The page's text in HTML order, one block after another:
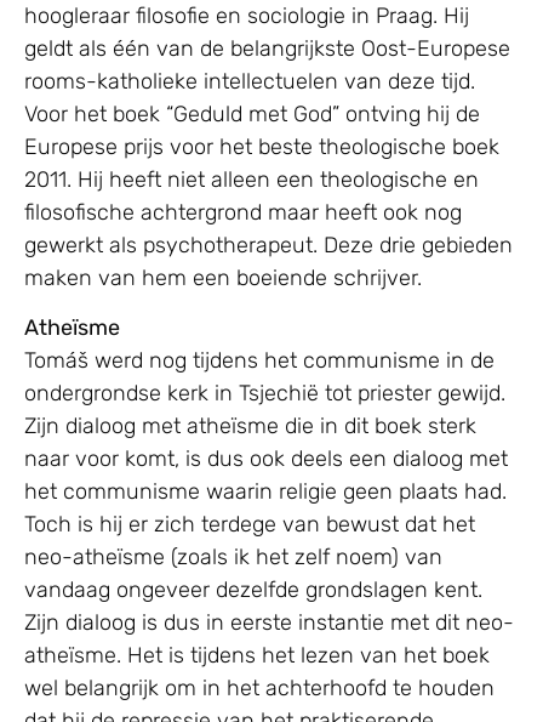
hoogleraar filosofie en sociologie in Praag. Hij
geldt als één van de belangrijkste Oost-Europese
rooms-katholieke intellectuelen van deze tijd.
Voor het boek “Geduld met God” ontving hij de
Europese prijs voor het beste theologische boek
2011. Hij heeft niet alleen een theologische en
filosofische achtergrond maar heeft ook nog
gewerkt als psychotherapeut. Deze drie gebieden
maken van hem een boeiende schrijver.
Atheïsme
Tomáš werd nog tijdens het communisme in de
ondergrondse kerk in Tsjechië tot priester gewijd.
Zijn dialoog met atheïsme die in dit boek sterk
naar voor komt, is dus ook deels een dialoog met
het communisme waarin religie geen plaats had.
Toch is hij er zich terdege van bewust dat het
neo-atheïsme (zoals ik het zelf noem) van
vandaag ongeveer dezelfde grondslagen kent.
Zijn dialoog is dus in eerste instantie met dit neo-
atheïsme. Het is tijdens het lezen van het boek
wel belangrijk om in het achterhoofd te houden